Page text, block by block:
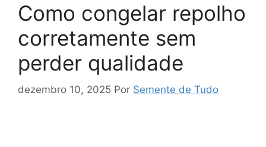
e
Como congelar repolho
corretamente sem
perder qualidade
dezembro 10, 2025 Por Semente de Tudo